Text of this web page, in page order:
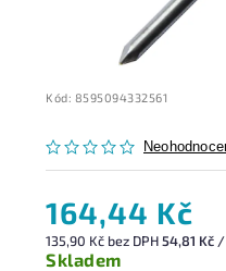
Kód: 8595094332561
164,44 Kč
135,90 Kč bez DPH54,81 Kč /
Skladem